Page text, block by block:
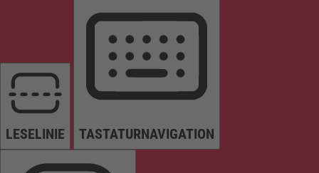
LESELINIE TASTATURNAVIGATION